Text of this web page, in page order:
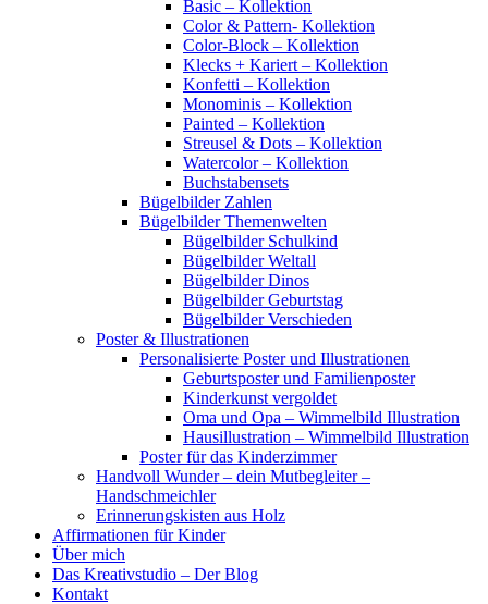
Basic – Kollektion
Color & Pattern- Kollektion
Color-Block – Kollektion
Klecks + Kariert – Kollektion
Konfetti – Kollektion
Monominis – Kollektion
Painted – Kollektion
Streusel & Dots – Kollektion
Watercolor – Kollektion
Buchstabensets
Bügelbilder Zahlen
Bügelbilder Themenwelten
Bügelbilder Schulkind
Bügelbilder Weltall
Bügelbilder Dinos
Bügelbilder Geburtstag
Bügelbilder Verschieden
Poster & Illustrationen
Personalisierte Poster und Illustrationen
Geburtsposter und Familienposter
Kinderkunst vergoldet
Oma und Opa – Wimmelbild Illustration
Hausillustration – Wimmelbild Illustration
Poster für das Kinderzimmer
Handvoll Wunder – dein Mutbegleiter –
Handschmeichler
Erinnerungskisten aus Holz
Affirmationen für Kinder
Über mich
Das Kreativstudio – Der Blog
Kontakt